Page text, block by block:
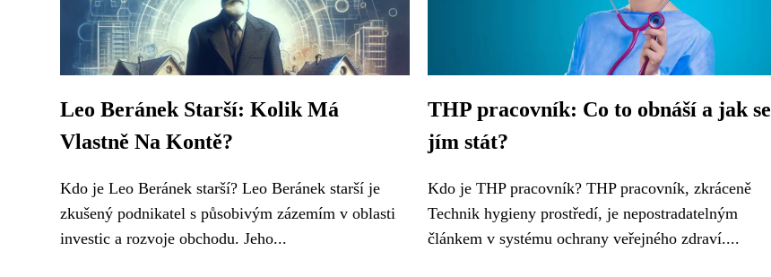
Leo Beránek Starší: Kolik Má
Vlastně Na Kontě?
Kdo je Leo Beránek starší? Leo Beránek starší je
zkušený podnikatel s působivým zázemím v oblasti
investic a rozvoje obchodu. Jeho...
THP pracovník: Co to obnáší a jak se
jím stát?
Kdo je THP pracovník? THP pracovník, zkráceně
Technik hygieny prostředí, je nepostradatelným
článkem v systému ochrany veřejného zdraví....